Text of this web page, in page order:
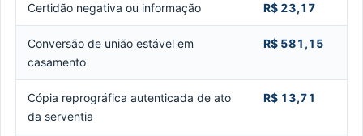
Certidão negativa ou informação R$ 23,17
Conversão de união estável em
casamento
R$ 581,15
Cópia reprográfica autenticada de ato
da serventia
R$ 13,71